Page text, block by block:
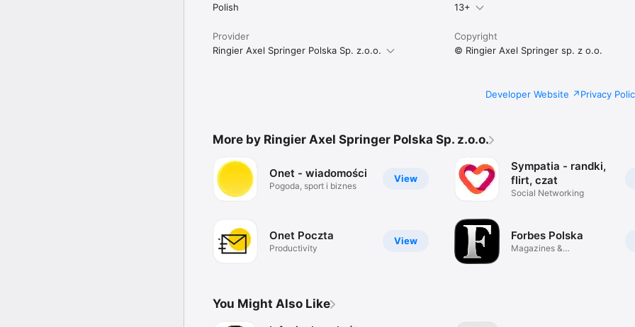
Polish
13+
Provider
Ringier Axel Springer Polska Sp. z.o.o.
Copyright
© Ringier Axel Springer sp. z o.o.
Developer Website Privacy
More by Ringier Axel Springer Polska Sp. z.o.o.
View
Onet - wiadomości
Pogoda, sport i biznes
View
Onet Poczta
Productivity
Sympatia - randki,
flirt, czat
Social Networking
Forbes Polska
Magazines &
You Might Also Like